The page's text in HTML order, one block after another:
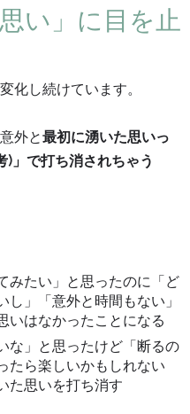
い」に目を止
化し続けています。
外と最初に湧いた思いっ
)」で打ち消されちゃう
みたい」と思ったのに「ど
し」「意外と時間もない」
いはなかったことになる
な」と思ったけど「断るの
たら楽しいかもしれない
た思いを打ち消す